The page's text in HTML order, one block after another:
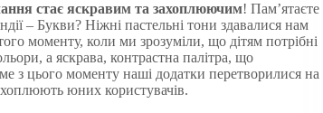
стає яскравим та захоплюючим! Пам’ятаєте
– Букви? Ніжні пастельні тони здавалися нам
моменту, коли ми зрозуміли, що дітям потрібні
а яскрава, контрастна палітра, що
з цього моменту наші додатки перетворилися на
юних користувачів.